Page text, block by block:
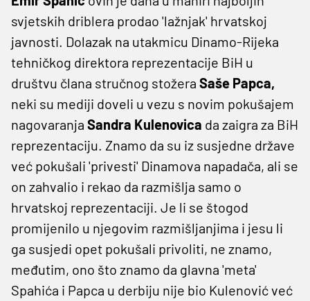
svjetskih driblera prodao 'lažnjak' hrvatskoj
javnosti. Dolazak na utakmicu Dinamo-Rijeka
tehničkog direktora reprezentacije BiH u
društvu člana stručnog stožera Saše Papca,
neki su mediji doveli u vezu s novim pokušajem
nagovaranja Sandra Kulenovica da zaigra za BiH
reprezentaciju. Znamo da su iz susjedne države
već pokušali 'privesti' Dinamova napadača, ali se
on zahvalio i rekao da razmišlja samo o
hrvatskoj reprezentaciji. Je li se štogod
promijenilo u njegovim razmišljanjima i jesu li
ga susjedi opet pokušali privoliti, ne znamo,
međutim, ono što znamo da glavna 'meta'
Spahića i Papca u derbiju nije bio Kulenović već